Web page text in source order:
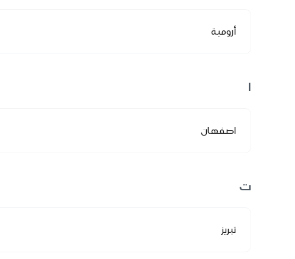
أرومية
ا
اصفهان
ت
تبريز